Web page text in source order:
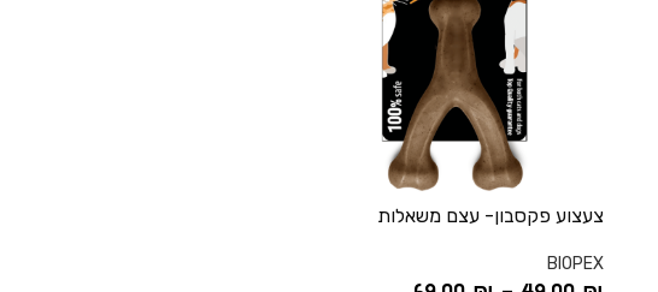
צעצוע פקסבון- עצם משאלות
BIOPEX